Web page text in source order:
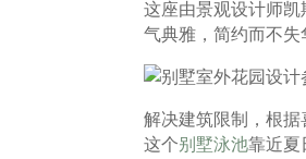
这座由景观设计师
气典雅，简约而不失
解决建筑限制，根
这个别墅泳池靠近夏